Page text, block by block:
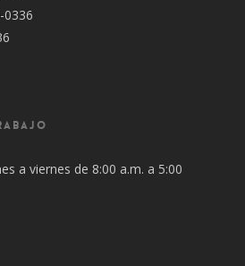
0336
a viernes de 8:00 a.m. a 5:00